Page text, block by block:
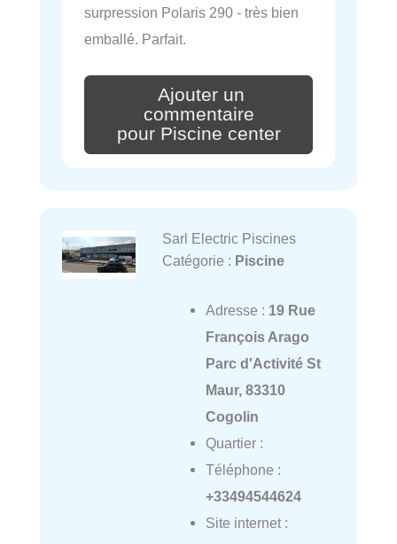
surpression Polaris 290 - très bien
emballé. Parfait.
Ajouter un
commentaire
pour Piscine center
Sarl Electric Piscines
Catégorie : Piscine
Adresse : 19 Rue
François Arago
Parc d'Activité St
Maur, 83310
Cogolin
Quartier :
Téléphone :
+33494544624
Site internet :